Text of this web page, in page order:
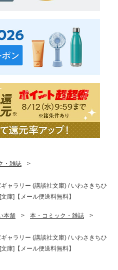
・雑誌
>
ャラリー (講談社文庫) / いわさきちひ
庫]【メール便送料無料】
本舗 > 本・コミック・雑誌
>
ャラリー (講談社文庫) / いわさきちひ
庫]【メール便送料無料】